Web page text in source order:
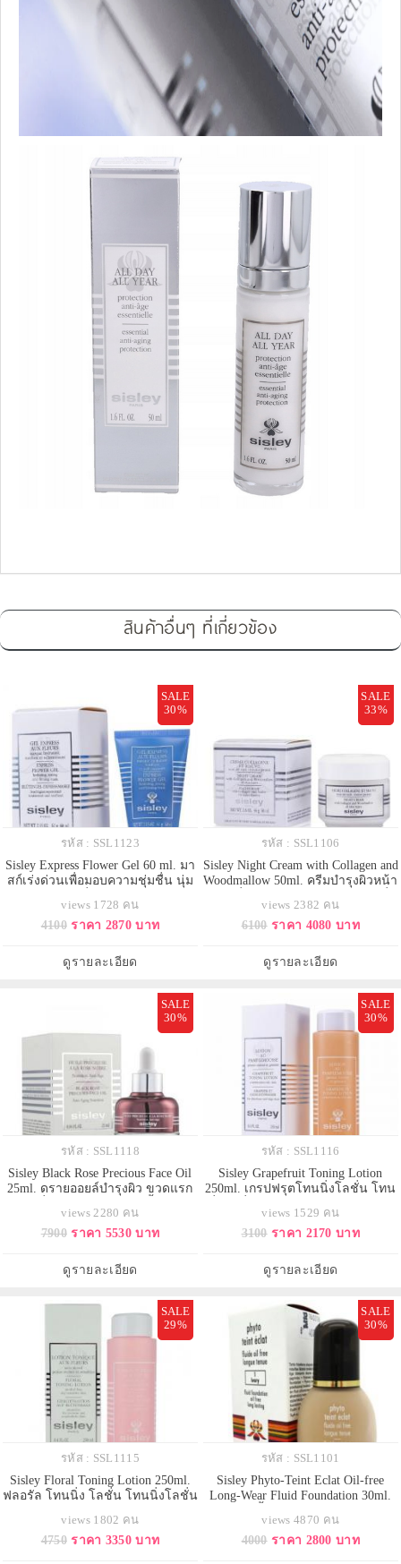
สินค้าอื่นๆ ที่เกี่ยวข้อง
SALE
30%
รหัส : SSL1123
Sisley Express Flower Gel 60 ml. มา
สก์เร่งด่วนเพื่อมอบความชุ่มชื่น นุ่ม
นาที เจลน้ำกลั่นจากพฤกษาสูตร
เฉพาะเพื่อฟื้นบำรุงผิวที่มีภาวะขาด
ประกายชีวิตชีวา
views 1728 คน
4100 ราคา 2870 บาท
ดูรายละเอียด
SALE
33%
รหัส : SSL1106
Sisley Night Cream with Collagen and
Woodmallow 50ml. ครีมบำรุงผิวหน้า
ผสานลงตัวกับคอลลาเจนธรรมชาติ
ช่วยชะลอริ้วรอยแรกเริ่มให้ผิวดู
เหนื่อยล้ายามกลางวัน ให้ผิวหน้าชุ่ม
ชื่น และช่วยลดเลือ
views 2382 คน
6100 ราคา 4080 บาท
ดูรายละเอียด
SALE
30%
รหัส : SSL1118
Sisley Black Rose Precious Face Oil
25ml. ดรายออยล์บำรุงผิว ขวดแรก
พิสุทธิ์ใส กรุ่นกลิ่นหอมจากพรรณกุ
หลาบแบล็คโรส ฟื้นบำรุงผิวให้ดู
เนียนและลดเลือนลง ผิวดูเปล่ง
ประกายสดใสสุขภาพดี
views 2280 คน
7900 ราคา 5530 บาท
ดูรายละเอียด
SALE
30%
รหัส : SSL1116
Sisley Grapefruit Toning Lotion
250ml. เกรปฟรุตโทนนิ่งโลชั่น โทน
สำหรับผิวผสมถึงผิวมัน สูตรพืชพร
รณเกรปฟรุต ช่วยเสริมการทำความ
สมดุลสดชื่น รูขุมขนแลดูกระชับ
เหมาะสำหรับผิวผสมถึงผิ
views 1529 คน
3100 ราคา 2170 บาท
ดูรายละเอียด
SALE
29%
รหัส : SSL1115
Sisley Floral Toning Lotion 250ml.
ฟลอรัล โทนนิ่ง โลชั่น โทนนิ่งโลชั่น
แห้งและบอบบาง จากพฤกษากุหลาบ,
คอร์น ฟลาวเวอร์ และ วิทช์เฮเซล
views 1802 คน
4750 ราคา 3350 บาท
SALE
30%
รหัส : SSL1101
Sisley Phyto-Teint Eclat Oil-free
Long-Wear Fluid Foundation 30ml.
เพื่อผิวเนียนใสกระจ่างด้วยเนื้อสัมผัส
บางเบา ปกปิดได้อย่างกลมกลืนกับผิว
views 4870 คน
4000 ราคา 2800 บาท